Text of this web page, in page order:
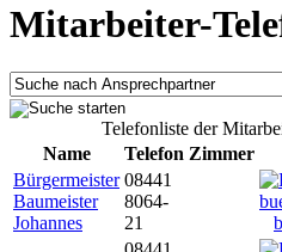
Mitarbeiter-
Telefonliste der
Name
Telefon Zimmer
Bürgermeister
Baumeister
Johannes
08441
8064-
21